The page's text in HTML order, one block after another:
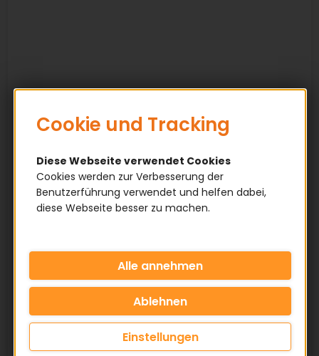
Cookie und Tracking
Diese Webseite verwendet Cookies
Cookies werden zur Verbesserung der
Benutzerführung verwendet und helfen dabei,
diese Webseite besser zu machen.
Einstellungen